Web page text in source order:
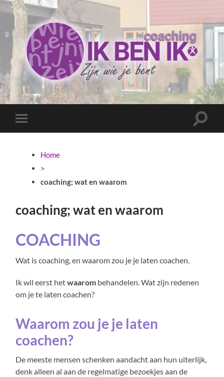
Coaching
Ik
ben
Toggle
mobiel
Toggle
Home
>
coaching; wat en waarom
coaching; wat en waarom
COACHING
Wat is coaching, en waarom zou je je laten coachen.
Ik wil eerst hetwaarom behandelen. Wat zijn redenen
om je te laten coachen?
Waarom zou je je laten
coachen?
De meeste mensen schenken aandacht aan hun uiterlijk,
denk alleen al aan de regelmatige bezoekjes aan de